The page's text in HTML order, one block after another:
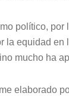
político,
la equidad
mucho ha
elaborado